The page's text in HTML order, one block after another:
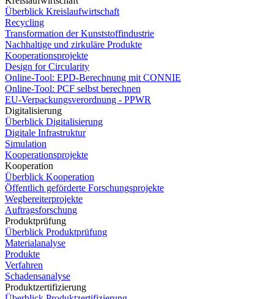
Überblick Kreislaufwirtschaft
Recycling
Transformation der Kunststoffindustrie
Nachhaltige und zirkuläre Produkte
Kooperationsprojekte
Design for Circularity
Online-Tool: EPD-Berechnung mit CONNIE
Online-Tool: PCF selbst berechnen
EU-Verpackungsverordnung - PPWR
Digitalisierung
Überblick Digitalisierung
Digitale Infrastruktur
Simulation
Kooperationsprojekte
Kooperation
Überblick Kooperation
Öffentlich geförderte Forschungsprojekte
Wegbereiterprojekte
Auftragsforschung
Produktprüfung
Überblick Produktprüfung
Materialanalyse
Produkte
Verfahren
Schadensanalyse
Produktzertifizierung